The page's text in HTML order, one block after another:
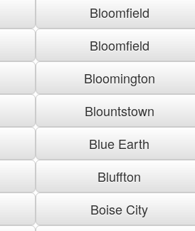
Bloomfield
Bloomfield
Bloomington
Blountstown
Blue Earth
Bluffton
Boise City